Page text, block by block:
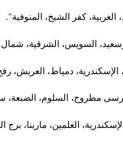
الغربية، كفر الشيخ، المنوفية".
بورسعيد، السويس، الشرقية،
دمياط، العريش،
مطروح، السلوم، الضبعة،
العلمين، مارينا، برج